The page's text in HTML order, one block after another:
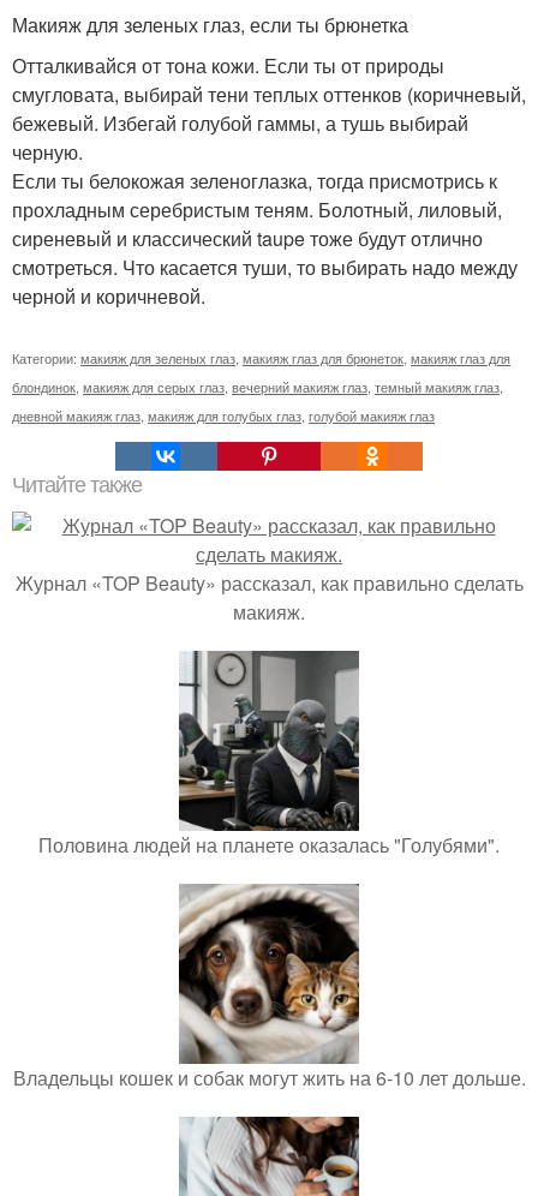
Макияж для зеленых глаз, если ты брюнетка
Отталкивайся от тона кожи. Если ты от природы
смугловата, выбирай тени теплых оттенков (коричневый,
бежевый. Избегай голубой гаммы, а тушь выбирай
черную.
Если ты белокожая зеленоглазка, тогда присмотрись к
прохладным серебристым теням. Болотный, лиловый,
сиреневый и классический taupe тоже будут отлично
смотреться. Что касается туши, то выбирать надо между
черной и коричневой.
Категории: макияж для зеленых глаз, макияж глаз для брюнеток, макияж глаз для
блондинок, макияж для серых глаз, вечерний макияж глаз, темный макияж глаз,
дневной макияж глаз, макияж для голубых глаз, голубой макияж глаз
Читайте также
Журнал «TOP Beauty» рассказал, как правильно сделать
макияж.
Половина людей на планете оказалась "Голубями".
Владельцы кошек и собак могут жить на 6-10 лет дольше.